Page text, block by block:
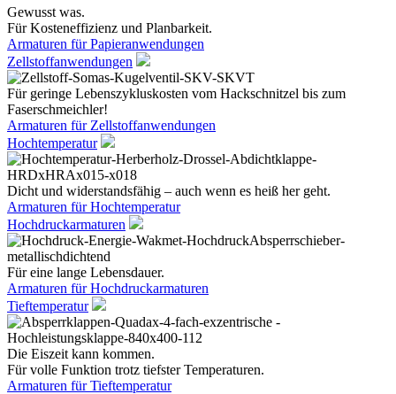
Gewusst was.
Für Kosteneffizienz und Planbarkeit.
Armaturen für Papieranwendungen
Zellstoffanwendungen
Für geringe Lebenszykluskosten vom Hackschnitzel bis zum
Faserschmeichler!
Armaturen für Zellstoffanwendungen
Hochtemperatur
Dicht und widerstandsfähig – auch wenn es heiß her geht.
Armaturen für Hochtemperatur
Hochdruckarmaturen
Für eine lange Lebensdauer.
Armaturen für Hochdruckarmaturen
Tieftemperatur
Die Eiszeit kann kommen.
Für volle Funktion trotz tiefster Temperaturen.
Armaturen für Tieftemperatur